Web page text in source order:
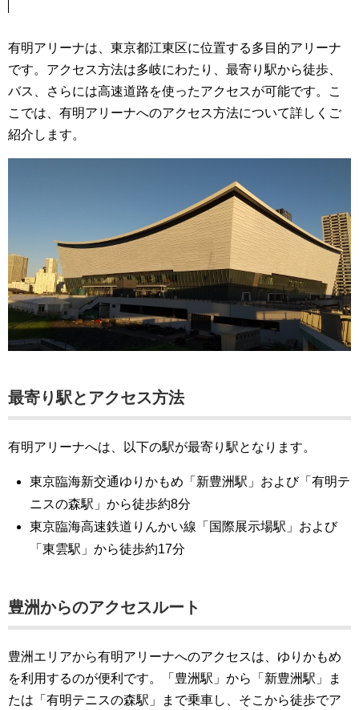
有明アリーナは、東京都江東区に位置する多目的アリーナ
です。アクセス方法は多岐にわたり、最寄り駅から徒歩、
バス、さらには高速道路を使ったアクセスが可能です。こ
こでは、有明アリーナへのアクセス方法について詳しくご
紹介します。
最寄り駅とアクセス方法
有明アリーナへは、以下の駅が最寄り駅となります。
東京臨海新交通ゆりかもめ「新豊洲駅」および「有明テ
ニスの森駅」から徒歩約8分
東京臨海高速鉄道りんかい線「国際展示場駅」および
「東雲駅」から徒歩約17分
豊洲からのアクセスルート
豊洲エリアから有明アリーナへのアクセスは、ゆりかもめ
を利用するのが便利です。「豊洲駅」から「新豊洲駅」ま
たは「有明テニスの森駅」まで乗車し、そこから徒歩でア